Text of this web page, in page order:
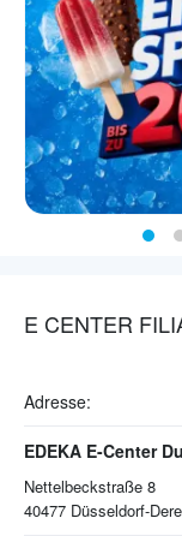
E CENTER
Adresse:
Nettelbeckstraße 8
40477 Düsseldorf-